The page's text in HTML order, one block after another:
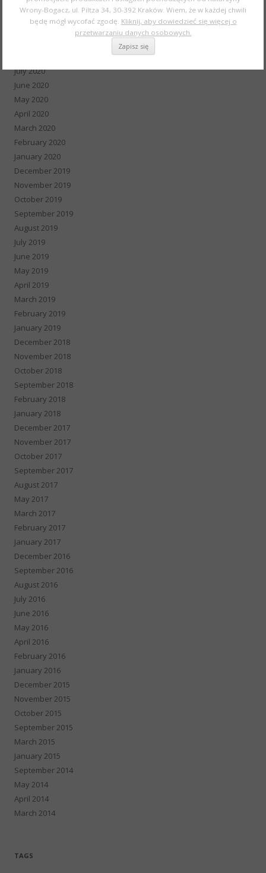
November 2020
October 2020
July 2020
June 2020
May 2020
April 2020
March 2020
February 2020
January 2020
December 2019
November 2019
October 2019
September 2019
August 2019
July 2019
June 2019
May 2019
April 2019
March 2019
February 2019
January 2019
December 2018
November 2018
October 2018
September 2018
February 2018
January 2018
December 2017
November 2017
October 2017
September 2017
August 2017
May 2017
March 2017
February 2017
January 2017
December 2016
September 2016
August 2016
July 2016
June 2016
May 2016
April 2016
February 2016
January 2016
December 2015
November 2015
October 2015
September 2015
March 2015
January 2015
September 2014
May 2014
April 2014
March 2014
TAGS
Wrony-Bogacz, ul. Piltza 34, 30-392 Kraków. Wiem, że w każdej chwili
będę mógł wycofać zgodę. Kliknij, aby dowiedzieć się więcej o
przetwarzaniu danych osobowych.